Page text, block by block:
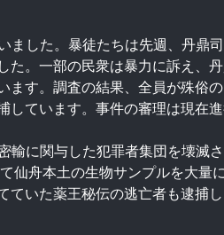
ました。暴徒たちは先週、丹鼎
た。一部の民衆は暴力に訴え、
ます。調査の結果、全員が殊俗
ています。事件の審理は現在進
輸に関与した犯罪者集団を壊滅
仙舟本土の生物サンプルを大量
ていた薬王秘伝の逃亡者も逮捕